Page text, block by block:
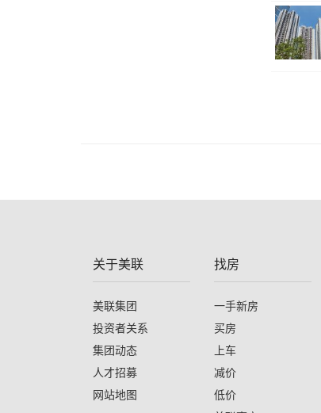
关于美联
美联集团
投资者关系
集团动态
人才招募
网站地图
找房
一手新房
买房
上车
减价
低价